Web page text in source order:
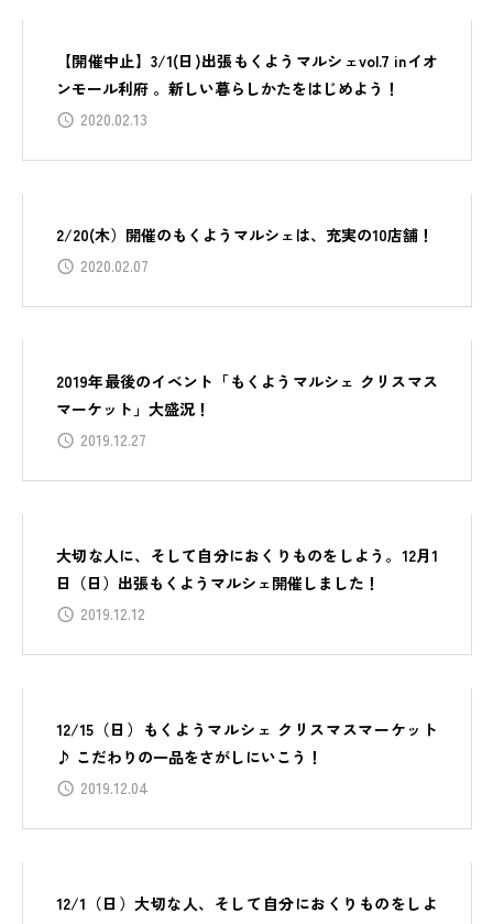
【開催中止】3/1(日)出張もくようマルシェvol.7 inイオ
ンモール利府 。新しい暮らしかたをはじめよう！
2020.02.13
2/20(木）開催のもくようマルシェは、充実の10店舗！
2020.02.07
2019年最後のイベント「もくようマルシェ クリスマス
マーケット」大盛況！
2019.12.27
大切な人に、そして自分におくりものをしよう。12月1
日（日）出張もくようマルシェ開催しました！
2019.12.12
12/15（日）もくようマルシェ クリスマスマーケット
♪ こだわりの一品をさがしにいこう！
2019.12.04
12/1（日）大切な人、そして自分におくりものをしよ